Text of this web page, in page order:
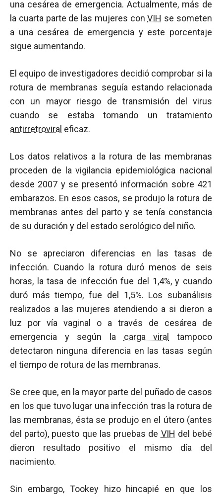
una cesárea de emergencia. Actualmente, más de
la cuarta parte de las mujeres conVIH se someten
a una cesárea de emergencia y este porcentaje
sigue aumentando.
El equipo de investigadores decidió comprobar si la
rotura de membranas seguía estando relacionada
con un mayor riesgo de transmisión del virus
cuando se estaba tomando un tratamiento
antirretroviral eficaz.
Los datos relativos a la rotura de las membranas
proceden de la vigilancia epidemiológica nacional
desde 2007 y se presentó información sobre 421
embarazos. En esos casos, se produjo la rotura de
membranas antes del parto y se tenía constancia
de su duración y del estado serológico del niño.
No se apreciaron diferencias en las tasas de
infección. Cuando la rotura duró menos de seis
horas, la tasa de infección fue del 1,4%, y cuando
duró más tiempo, fue del 1,5%. Los subanálisis
realizados a las mujeres atendiendo a si dieron a
luz por vía vaginal o a través de cesárea de
emergencia y según la carga viral
tampoco
detectaron ninguna diferencia en las tasas según
el tiempo de rotura de las membranas.
Se cree que, en la mayor parte del puñado de casos
en los que tuvo lugar una infección tras la rotura de
las membranas, ésta se produjo en el útero (antes
del parto), puesto que las pruebas de VIH del bebé
dieron resultado positivo el mismo día del
nacimiento.
Sin embargo, Tookey hizo hincapié en que los